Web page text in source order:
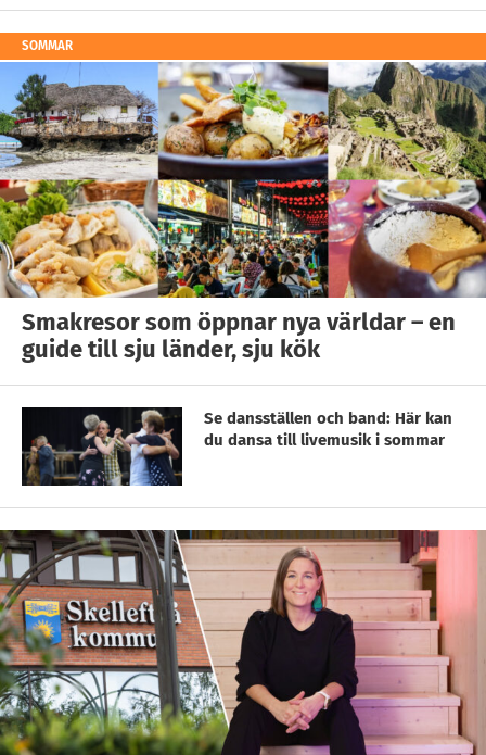
SOMMAR
Smakresor som öppnar nya världar – en
guide till sju länder, sju kök
Se dansställen och band: Här kan
du dansa till livemusik i sommar